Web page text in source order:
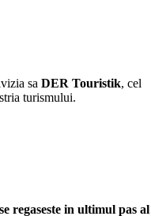
sa DER Touristik, cel
turismului.
regaseste in ultimul pas al